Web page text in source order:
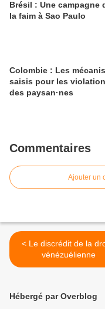
Brésil : Une campagne
la faim à Sao Paulo
Colombie : Les
saisis pour les
des paysan·nes
Commentaires
Ajouter un
< Le discrédit de la droite
vénézuélienne
Hébergé par Overblog